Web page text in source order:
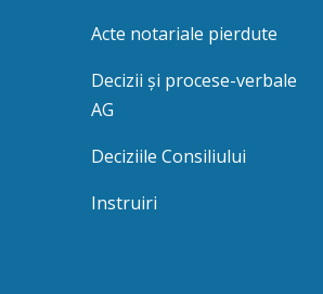
Acte notariale pierdute
Decizii și procese-verbale
AG
Deciziile Consiliului
Instruiri